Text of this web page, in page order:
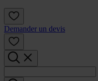
Demander un devis